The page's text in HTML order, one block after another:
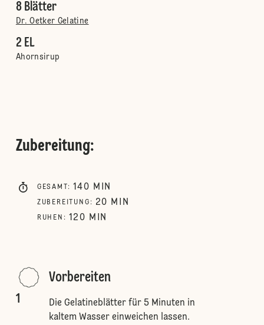
8 Blätter
Dr. Oetker Gelatine
2 EL
Ahornsirup
Zubereitung:
GESAMT : 140 MIN
ZUBEREITUNG : 20 MIN
RUHEN : 120 MIN
1
Vorbereiten
Die Gelatineblätter für 5 Minuten in
kaltem Wasser einweichen lassen.